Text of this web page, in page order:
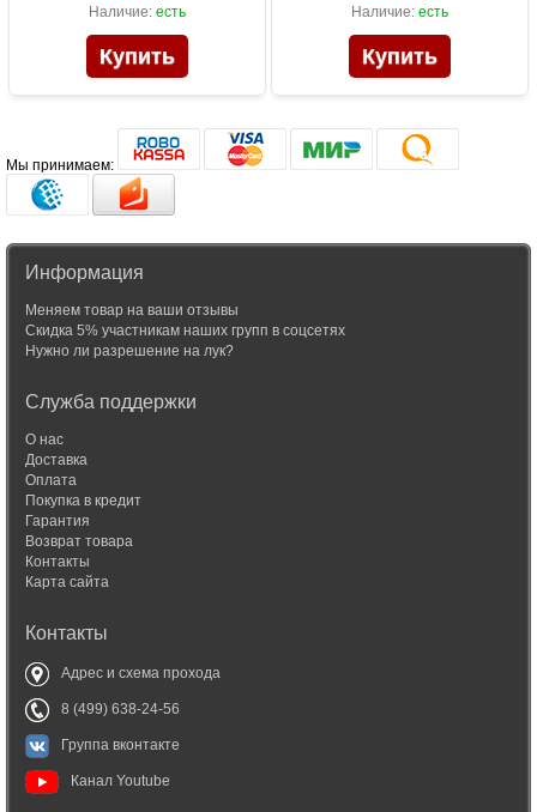
Наличие: есть Наличие: есть
Мы принимаем:
Информация
Меняем товар на ваши отзывы
Скидка 5% участникам наших групп в соцсетях
Нужно ли разрешение на лук?
Служба поддержки
О нас
Доставка
Оплата
Покупка в кредит
Гарантия
Возврат товара
Контакты
Карта сайта
Контакты
Адрес и схема прохода
8 (499) 638-24-56
Группа вконтакте
Канал Youtube